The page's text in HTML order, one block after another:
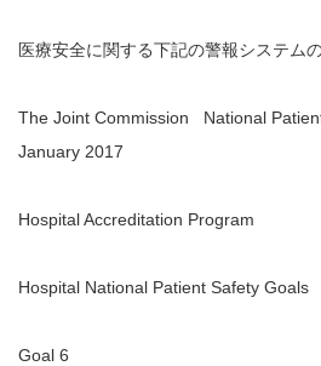
医療安全に関する下記の警報システム
The Joint Commission National
January 2017
Hospital Accreditation Program
Hospital National Patient Safety Goals
Goal 6